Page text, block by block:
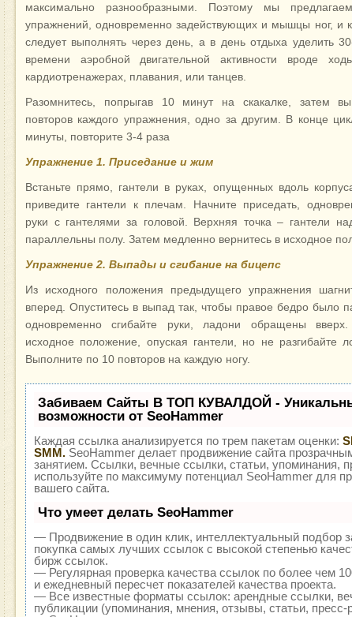
максимально разнообразными. Поэтому мы
упражнений, одновременно задействующих и мышцы ног, и
следует выполнять через день, а в день отдыха уделить
времени аэробной двигательной активности вроде
кардиотренажерах, плавания, или танцев.
Разомнитесь, попрыгав 10 минут на скакалке, затем
повторов каждого упражнения, одно за другим. В конце
минуты, повторите 3-4 раза
Упражнение 1. Приседание и жим
Встаньте прямо, гантели в руках, опущенных вдоль
приведите гантели к плечам. Начните приседать,
руки с гантелями за головой. Верхняя точка – гантели
параллельны полу. Затем медленно вернитесь в исходное
Упражнение 2. Выпады и сгибание на бицепс
Из исходного положения предыдущего упражнения
вперед. Опуститесь в выпад так, чтобы правое бедро было
одновременно сгибайте руки, ладони обращены
исходное положение, опуская гантели, но не разгибайте
Выполните по 10 повторов на каждую ногу.
Забиваем Сайты В ТОП КУВАЛДОЙ -
возможности от SeoHammer
Каждая ссылка анализируется по трем пакетам оценки:
SMM. SeoHammer делает продвижение сайта
занятием. Ссылки, вечные ссылки, статьи, упоминания,
используйте по максимуму потенциал SeoHammer для
вашего сайта.
Что умеет делать SeoHammer
— Продвижение в один клик, интеллектуальный подбор
покупка самых лучших ссылок с высокой степенью
бирж ссылок.
— Регулярная проверка качества ссылок по более чем
и ежедневный пересчет показателей качества проекта.
— Все известные форматы ссылок: арендные ссылки,
публикации (упоминания, мнения, отзывы, статьи, пресс-